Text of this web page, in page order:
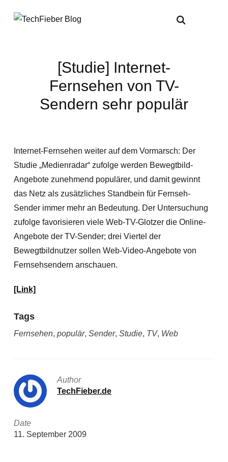
[Studie] Internet-
Fernsehen von TV-
Sendern sehr populär
Internet-Fernsehen weiter auf dem Vormarsch: Der
Studie „Medienradar“ zufolge werden Bewegtbild-
Angebote zunehmend populärer, und damit gewinnt
das Netz als zusätzliches Standbein für Fernseh-
Sender immer mehr an Bedeutung. Der Untersuchung
zufolge favorisieren viele Web-TV-Glotzer die Online-
Angebote der TV-Sender; drei Viertel der
Bewegtbildnutzer sollen Web-Video-Angebote von
Fernsehsendern anschauen.
[Link]
Tags
Fernsehen, populär, Sender, Studie, TV, Web
Author
TechFieber.de
Date
11. September 2009